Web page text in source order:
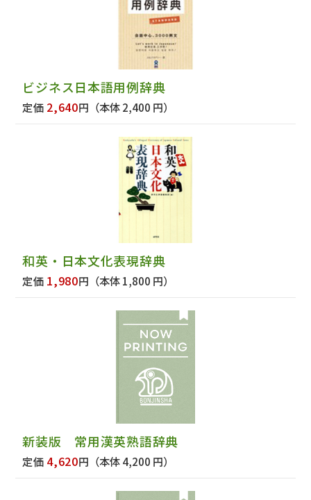
ビジネス日本語用例辞典
定価 2,640円 （本体 2,400 円）
和英・日本文化表現辞典
定価 1,980円 （本体 1,800 円）
新装版 常用漢英熟語辞典
定価 4,620円 （本体 4,200 円）